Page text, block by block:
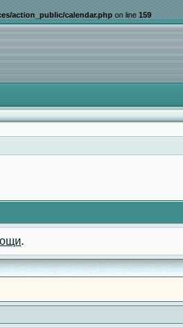
action_public/calendar.phpon line159
.